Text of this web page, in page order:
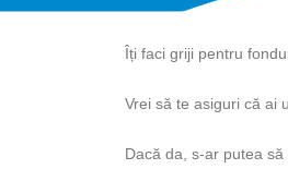
Îți faci griji pentru
Vrei să te asiguri că ai
Dacă da, s-ar putea